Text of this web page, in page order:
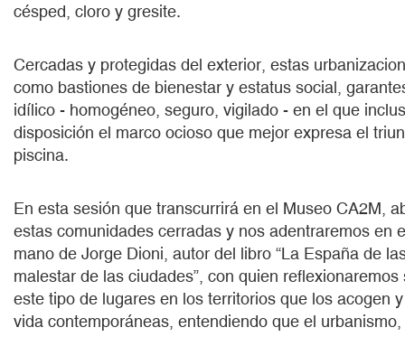
césped, cloro y gresite.
Cercadas y protegidas del exterior, estas
como bastiones de bienestar y estatus social,
idílico - homogéneo, seguro, vigilado - en el que
disposición el marco ocioso que mejor expresa el
piscina.
En esta sesión que transcurrirá en el Museo CA2M,
estas comunidades cerradas y nos adentraremos en
mano de Jorge Dioni, autor del libro “La España de
malestar de las ciudades”, con quien
este tipo de lugares en los territorios que los acogen
vida contemporáneas, entendiendo que el